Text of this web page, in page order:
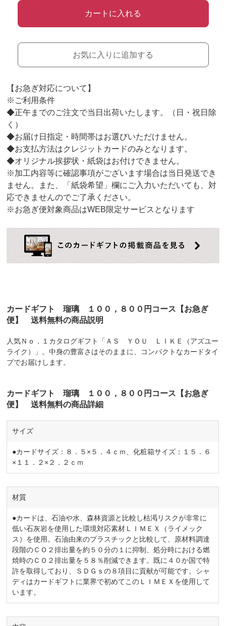
カートに入れる
お気に入りに追加する
【お急ぎ対応について】
※ご利用条件
◆正午までのご注文で当日出荷いたします。（日・祝日除
く）
◆お届け日指定・時間帯はお選びいただけません。
◆お支払方法はクレジットカードのみとなります。
◆オリジナル挨拶状・紙袋はお付けできません。
※加工内容等に確認事項がございます場合は当日発送でき
ません。また、「紙袋希望」欄にご入力いただいても、対
応できませんのでご了承ください。
※お急ぎ便対象商品はWEB限定サービスとなります
カードギフト 瑠璃 １００，８００円コース【お急ぎ
便】 送料無料の商品説明
人気Ｎｏ．１カタログギフト「ＡＳ ＹＯＵ ＬＩＫＥ（アズユー
ライク）」。中身の豊富さはそのままに、コンパクトなカードタイ
プでお届けします。
カードギフト 瑠璃 １００，８００円コース【お急ぎ
便】 送料無料の商品詳細
サイズ
●カードサイズ：８．５×５．４ｃｍ、化粧箱サイズ：１５．６
×１１．２×２．２ｃｍ
材質
●カードは、石油や水、森林資源と比較し枯渇リスクが非常に
低い石灰岩を使用した環境対応素材ＬＩＭＥＸ（ライメック
ス）を使用。石油由来のプラスチックと比較して、原材料調達
段階のＣＯ２排出量を約５０分の１に抑制、処分時における燃
焼時のＣＯ２排出量を５８％削減できます。既に４０か国で特
許を取得しており、ＳＤＧｓの８項目に貢献が可能です。シャ
ディはカードギフトに業界で初めてこのＬＩＭＥＸを使用して
います。